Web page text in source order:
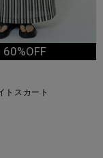
60%OFF
トスカート